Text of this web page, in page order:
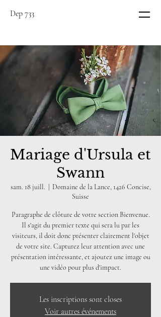
Dep 733
Mariage d'Ursula et
Swann
sam. 18 juill.
Domaine de la Lance, 1426 Concise,
Suisse
Paragraphe de clôture de votre section Bienvenue.
Il s'agit du premier texte qui sera lu par les
visiteurs, il doit donc présenter clairement l'objet
de votre site. Capturez leur attention avec une
présentation intéressante, et ajoutez une image ou
une vidéo pour plus d'impact.
Les inscriptions sont closes
Voir autres événements